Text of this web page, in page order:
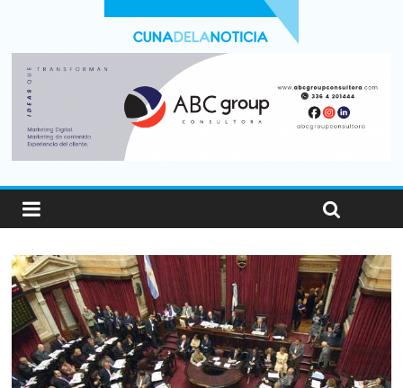
Fuerte caída de la venta de autos usados en julio: bajó un 12,6%